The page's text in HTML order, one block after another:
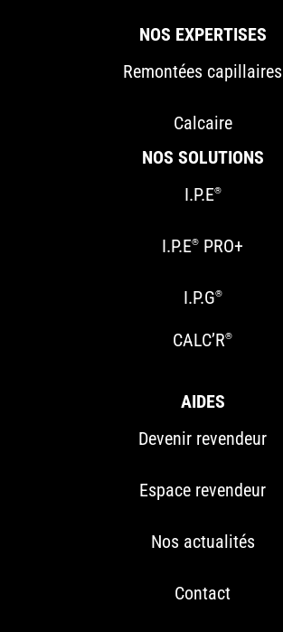
NOS EXPERTISES
Remontées capillaires
Calcaire
NOS SOLUTIONS
I.P.E®
I.P.E® PRO+
I.P.G®
CALC’R®
AIDES
Devenir revendeur
Espace revendeur
Nos actualités
Contact